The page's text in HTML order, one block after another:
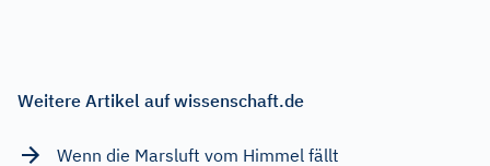
Weitere Artikel auf wissenschaft.de
Wenn die Marsluft vom Himmel fällt